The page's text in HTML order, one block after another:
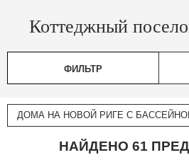
Коттеджный
ФИЛЬТР
ДОМА НА НОВОЙ РИГЕ С
НАЙДЕНО 61